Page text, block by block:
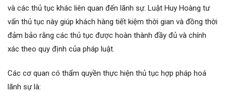
và các thủ tục khác liên quan đến lãnh sự. Luật Huy Hoàng tư
vấn thủ tục này giúp khách hàng tiết kiệm thời gian và đồng thời
đảm bảo rằng các thủ tục được hoàn thành đầy đủ và chính
xác theo quy định của pháp luật.
Các cơ quan có thẩm quyền thực hiện thủ tục hợp pháp hoá
lãnh sự là: